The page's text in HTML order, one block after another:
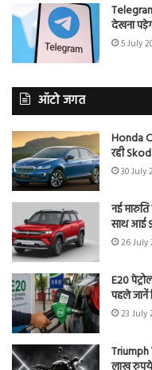
देखना
5 July
ऑटो जगत
Honda
रही
30 July
नई
साथ आई
26 July
E20
पहले जानें
23 July
Triumph